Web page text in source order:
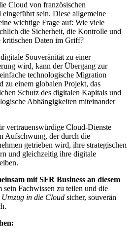
Cloud von französischen
sein. Diese allgemeine
wichtige Frage auf: Wie viele
die Sicherheit, die Kontrolle und
kritischen Daten im Griff?
Souveränität zu einer
wird, kann der Übergang zur
technologische Migration
zu einem globalen Projekt, das
Schutz des digitalen Kapitals und
Abhängigkeiten miteinander
vertrauenswürdige Cloud-Dienste
Aufschwung, der durch die
getrieben wird, ihre strategischen
und gleichzeitig ihre digitale
mit SFR Business an diesem
sein Fachwissen zu teilen und die
Umzug in die Cloud sicher, souverän